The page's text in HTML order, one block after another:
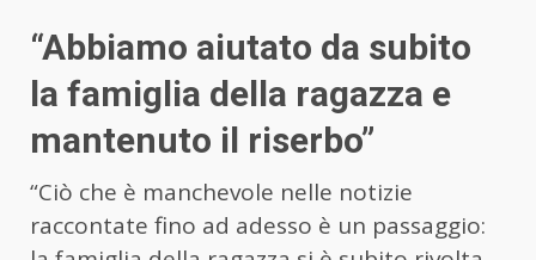
“Abbiamo aiutato da subito
la famiglia della ragazza e
mantenuto il riserbo”
“Ciò che è manchevole nelle notizie
raccontate fino ad adesso è un passaggio: